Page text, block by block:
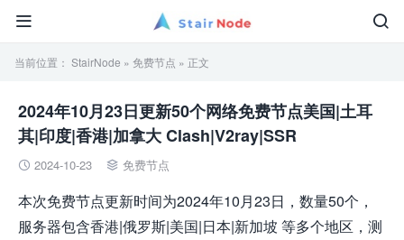


当前位置： StairNode » 免费节点 » 正文
2024年10月23日更新50个网络免费节点美国|土耳
其|印度|香港|加拿大 Clash|V2ray|SSR
 2024-10-23  免费节点
本次免费节点更新时间为2024年10月23日，数量50个，
服务器包含香港|俄罗斯|美国|日本|新加坡 等多个地区，测